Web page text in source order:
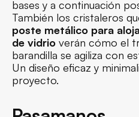
bases y a continuación
También los cristaleros
poste metálico para
de vidrio verán cómo el
barandilla se agiliza con
Un diseño eficaz y
proyecto.